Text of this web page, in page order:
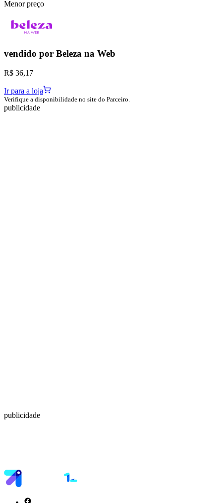
Menor preço
vendido por Beleza na Web
R$ 36,17
Ir para a loja
Verifique a disponibilidade no site do Parceiro.
publicidade
publicidade